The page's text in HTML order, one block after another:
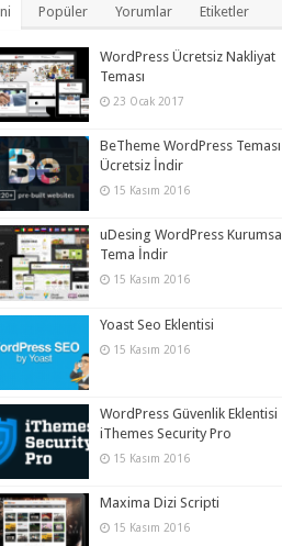
Popüler Yorumlar Etiketler
WordPress Ücretsiz Nakliyat
Teması
23 Ocak 2017
BeTheme WordPress Teması
Ücretsiz İndir
15 Kasım 2016
uDesing WordPress Kurumsal
Tema İndir
15 Kasım 2016
Yoast Seo Eklentisi
15 Kasım 2016
WordPress Güvenlik Eklentisi
iThemes Security Pro
15 Kasım 2016
Maxima Dizi Scripti
15 Kasım 2016